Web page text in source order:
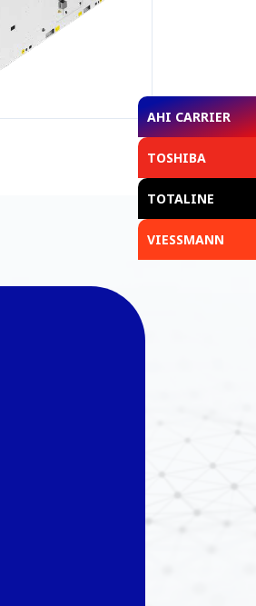
AHI CARRIER
TOSHIBA
TOTALINE
VIESSMANN